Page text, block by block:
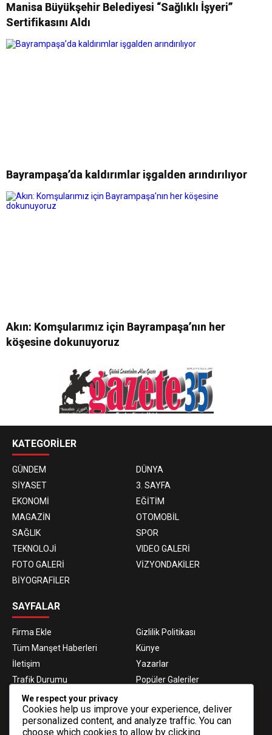
Manisa Büyükşehir Belediyesi “Sağlıklı İşyeri”
Sertifikasını Aldı
Bayrampaşa’da kaldırımlar işgalden arındırılıyor
Akın: Komşularımız için Bayrampaşa’nın her
köşesine dokunuyoruz
KATEGORİLER
GÜNDEM
DÜNYA
SİYASET
3. SAYFA
EKONOMİ
EĞİTİM
MAGAZİN
OTOMOBİL
SAĞLIK
SPOR
TEKNOLOJİ
VIDEO GALERİ
FOTO GALERİ
VİZYONDAKİLER
BİYOGRAFİLER
SAYFALAR
Firma Ekle
Gizlilik Politikası
Tüm Manşet Haberleri
Künye
İletişim
Yazarlar
Trafik Durumu
Popüler Galeriler
Nöbetçi Eczaneler
Hava Durumu
Haber Gönder
Gazeteler
Fikstür
We respect your privacy
Cookies help us improve your experience, deliver
personalized content, and analyze traffic. You can
choose which cookies to allow by clicking